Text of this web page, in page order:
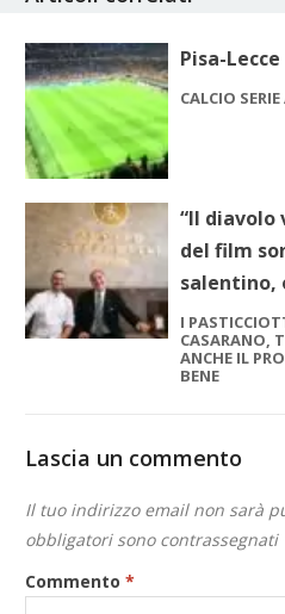
Pisa-Lecce
CALCIO SERIE
“Il diavolo
del film
salentino,
I
CASARANO,
ANCHE IL
BENE
Lascia un commento
Il tuo indirizzo email non sarà
obbligatori sono contrassegnati
Commento*